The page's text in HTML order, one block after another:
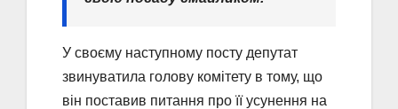
У своєму наступному посту депутат
звинуватила голову комітету в тому, що
він поставив питання про її усунення на